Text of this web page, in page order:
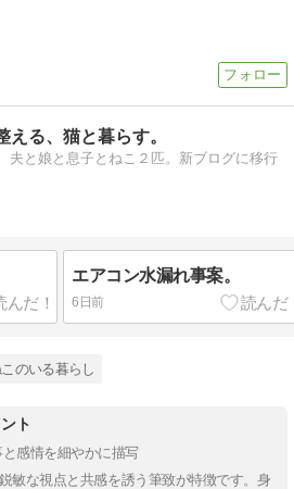
える、猫と暮らす。
夫と娘と息子とねこ２匹。新ブログに移行
エアコン水漏れ事案。
6日前
のいる暮らし
ト
感情を細やかに描写
敏な視点と共感を誘う筆致が特徴です。身